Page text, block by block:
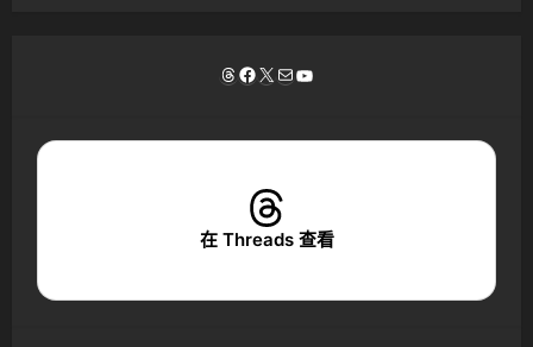
Threads
Facebook
X 電子郵件YouTube
在 Threads 查看